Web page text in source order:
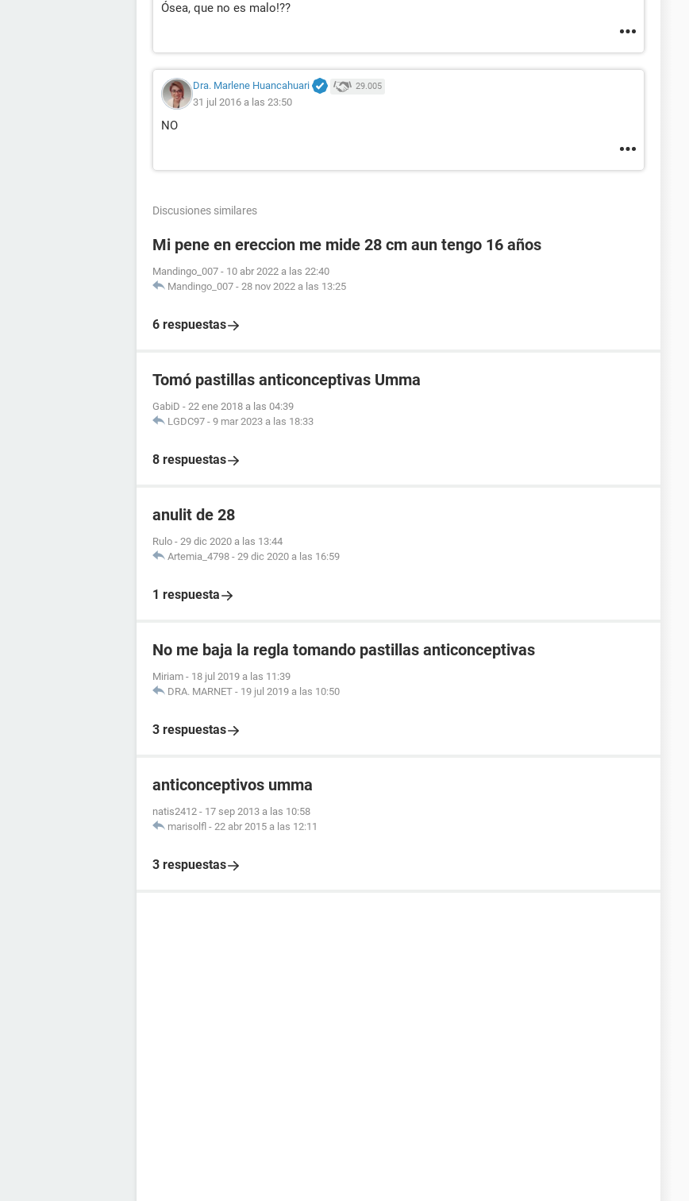
Ósea, que no es malo!??
Dra. Marlene Huancahuari 29.005
31 jul 2016 a las 23:50
NO
Discusiones similares
Mi pene en ereccion me mide 28 cm aun tengo 16 años
Mandingo_007 - 10 abr 2022 a las 22:40
Mandingo_007 - 28 nov 2022 a las 13:25
6 respuestas
Tomó pastillas anticonceptivas Umma
GabiD - 22 ene 2018 a las 04:39
LGDC97 - 9 mar 2023 a las 18:33
8 respuestas
anulit de 28
Rulo - 29 dic 2020 a las 13:44
Artemia_4798 - 29 dic 2020 a las 16:59
1 respuesta
No me baja la regla tomando pastillas anticonceptivas
Miriam - 18 jul 2019 a las 11:39
DRA. MARNET - 19 jul 2019 a las 10:50
3 respuestas
anticonceptivos umma
natis2412 - 17 sep 2013 a las 10:58
marisolfl - 22 abr 2015 a las 12:11
3 respuestas